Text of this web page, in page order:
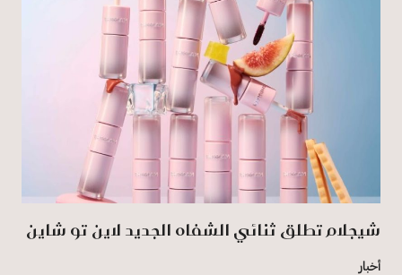
شيجلام تطلق ثنائي الشفاه الجديد لاين تو شاين
أخبار